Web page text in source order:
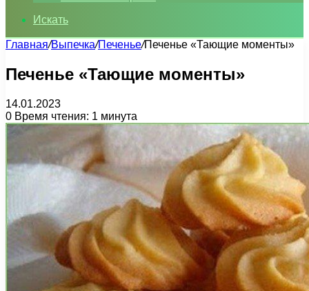
Искать
Главная/Выпечка/Печенье/Печенье «Тающие моменты»
Печенье «Тающие моменты»
14.01.2023
0 Время чтения: 1 минута